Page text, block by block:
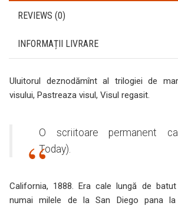
REVIEWS (0)
INFORMAȚII LIVRARE
Uluitorul deznodămînt al trilogiei de
visului, Pastreaza visul, Visul regasit.
O scriitoare permanent
Today).
California, 1888. Era cale lungă de
numai milele de la San Diego pana